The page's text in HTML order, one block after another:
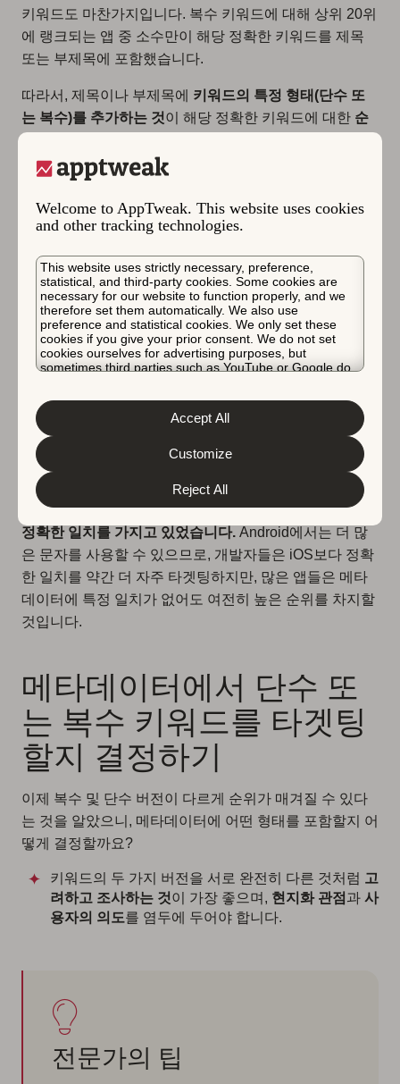
Welcome to AppTweak. This website uses cookies
and other tracking technologies.
This website uses strictly necessary, preference,
statistical, and third-party cookies. Some cookies are
necessary for our website to function properly, and we
therefore set them automatically. We also use
preference and statistical cookies. We only set these
cookies if you give your prior consent. We do not set
cookies ourselves for advertising purposes, but
sometimes third parties such as YouTube or Google do.
about the protection of your personal data and the
different cookies we use, please read our
&
. You can customize your cookie settings
and preferences by clicking the “Customize” button.
Reject All
Customize
Accept All
키워드도 마찬가지입니다. 복수 키워드에 대해 상위 20위
에 랭크되는 앱 중 소수만이 해당 정확한 키워드를 제목
또는 부제목에 포함했습니다.
따라서, 제목이나 부제목에 키워드의 특정 형태(단수 또
는 복수)를 추가하는 것이 해당 정확한 키워드에 대한 순
iOS에서 “background”를 검색하면, 첫 번째 검색 결
4K Backgrounds”)입니다. 이 앱은 메타데이터에
“background”의 단수 형태를 타겟팅하지 않으므로
“정확한 일치”는 아니지만, 부제목에
“backgrounds”를 타겟팅하므로 단순 일치는 있습니
다.
다음으로, “background”에 대한 두 번째 검색 결과는
“Wallpapers True 4K & Full HD”(부제목: “Only
suitable wallpapers”)입니다. 이 앱은 제목과 부제목
만, 높은 키워드 전환율과 키워드 필드에
“background”가 있기 때문에 해당 키워드의 단수 형
태에서 여전히 2위를 차지합니다.
Google Play에서는
저희 하위 집합에서 상위 20위에 랭
크된 앱의 약 절반이 메타데이터(제목 또는 짧은 설명)에
정확한 일치를 가지고 있었습니다. Android에서는 더 많
은 문자를 사용할 수 있으므로, 개발자들은 iOS보다 정확
한 일치를 약간 더 자주 타겟팅하지만, 많은 앱들은 메타
데이터에 특정 일치가 없어도 여전히 높은 순위를 차지할
것입니다.
메타데이터에서 단수 또
는 복수 키워드를 타겟팅
할지 결정하기
이제 복수 및 단수 버전이 다르게 순위가 매겨질 수 있다
는 것을 알았으니, 메타데이터에 어떤 형태를 포함할지 어
떻게 결정할까요?
키워드의 두 가지 버전을 서로 완전히 다른 것처럼 고
려하고 조사하는 것이 가장 좋으며, 현지화 관점 과 사
용자의 의도를 염두에 두어야 합니다.
전문가의 팁